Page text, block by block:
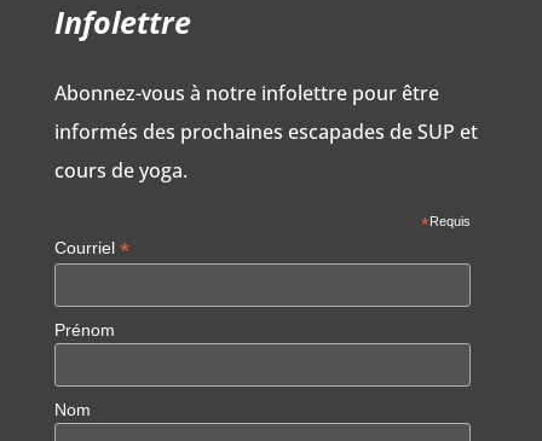
Infolettre
Abonnez-vous à notre infolettre pour être
informés des prochaines escapades de SUP et
cours de yoga.
*Requis
Courriel *
Prénom
Nom